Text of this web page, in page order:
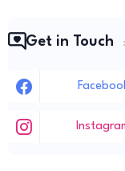
Get in Touch